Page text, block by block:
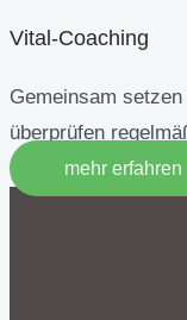
Vital-Coaching
Gemeinsam
überprüfen
mehr erfahren